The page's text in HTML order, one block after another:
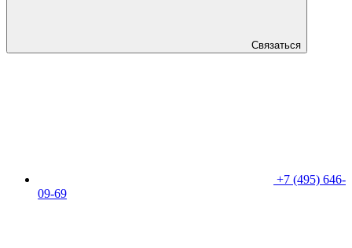
Связаться
+7 (495) 646-
09-69